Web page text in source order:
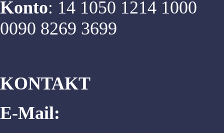
Konto: 14 1050 1214 1000
0090 8269 3699
KONTAKT
E-Mail: